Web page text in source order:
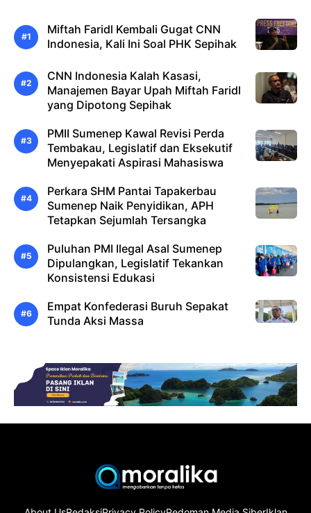
Miftah Faridl Kembali Gugat CNN
Indonesia, Kali Ini Soal PHK Sepihak
CNN Indonesia Kalah Kasasi,
Manajemen Bayar Upah Miftah Faridl
yang Dipotong Sepihak
PMII Sumenep Kawal Revisi Perda
Tembakau, Legislatif dan Eksekutif
Menyepakati Aspirasi Mahasiswa
Perkara SHM Pantai Tapakerbau
Sumenep Naik Penyidikan, APH
Tetapkan Sejumlah Tersangka
Puluhan PMI Ilegal Asal Sumenep
Dipulangkan, Legislatif Tekankan
Konsistensi Edukasi
Empat Konfederasi Buruh Sepakat
Tunda Aksi Massa